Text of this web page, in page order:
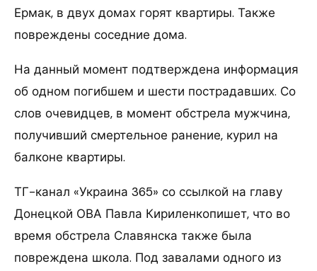
Ермак, в двух домах горят квартиры. Также
повреждены соседние дома.
На данный момент подтверждена информация
об одном погибшем и шести пострадавших. Со
слов очевидцев, в момент обстрела мужчина,
получивший смертельное ранение, курил на
балконе квартиры.
ТГ-канал «Украина 365» со ссылкой на главу
Донецкой ОВА Павла Кириленкопишет, что во
время обстрела Славянска также была
повреждена школа. Под завалами одного из